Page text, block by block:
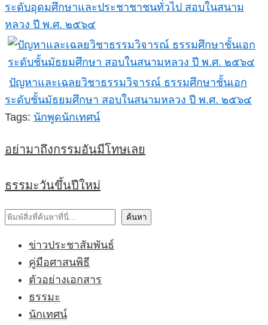
ระดับอุดมศึกษาและประชาชาชนทั่วไป สอบในสนาม
หลวง ปี พ.ศ. ๒๕๖๔
ปัญหาและเฉลยวิชาธรรมวิจารณ์ ธรรมศึกษาชั้นเอก
ระดับชั้นมัธยมศึกษา สอบในสนามหลวง ปี พ.ศ. ๒๕๖๔
Tags: นักพูดนักเทศน์
อย่ามาถึงกรรมอันมีโทษเลย
ธรรมะวันขึ้นปีใหม่
ค้นหา ค้นหา
ข่าวประชาสัมพันธ์
คู่มือศาสนพิธี
ตัวอย่างเอกสาร
ธรรมะ
นักเทศน์